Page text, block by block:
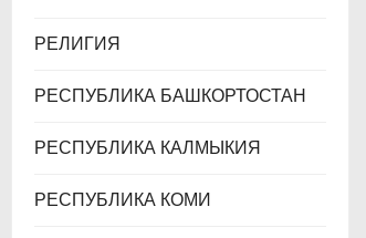
РЕЛИГИЯ
РЕСПУБЛИКА БАШКОРТОСТАН
РЕСПУБЛИКА КАЛМЫКИЯ
РЕСПУБЛИКА КОМИ